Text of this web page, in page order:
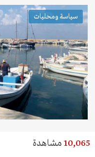
سياسة ومحليات
10,065 مشاهدة